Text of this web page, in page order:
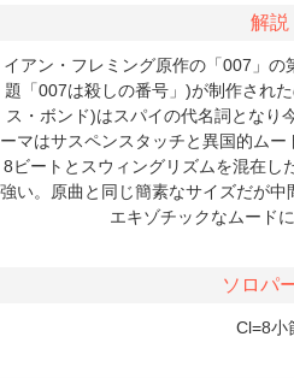
解説
イアン・フレミング原作の「007」
題「007は殺しの番号」)が制作され
ス・ボンド)はスパイの代名詞となり
ーマはサスペンスタッチと異国的ム
8ビートとスウィングリズムを混在し
強い。原曲と同じ簡素なサイズだが
エキゾチックなムード
ソロパ
Cl=8小